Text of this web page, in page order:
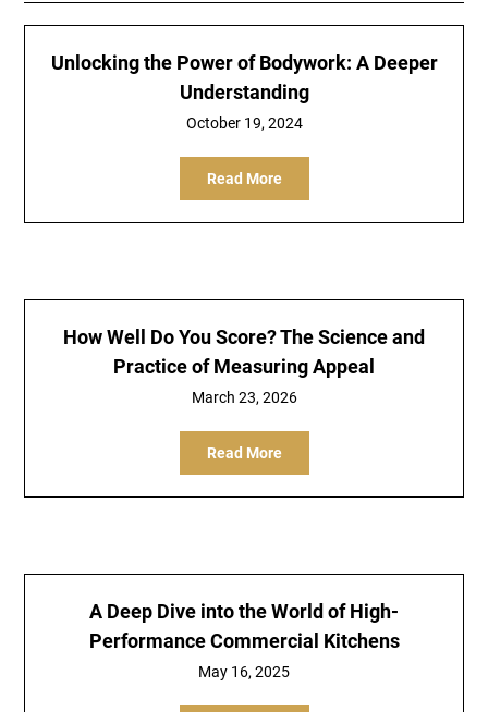
Unlocking the Power of Bodywork: A Deeper
Understanding
October 19, 2024
Read More
How Well Do You Score? The Science and
Practice of Measuring Appeal
March 23, 2026
Read More
A Deep Dive into the World of High-
Performance Commercial Kitchens
May 16, 2025